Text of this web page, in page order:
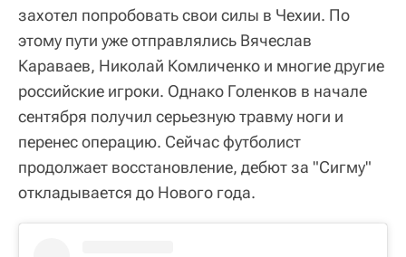
захотел попробовать свои силы в Чехии. По
этому пути уже отправлялись Вячеслав
Караваев, Николай Комличенко и многие другие
российские игроки. Однако Голенков в начале
сентября получил серьезную травму ноги и
перенес операцию. Сейчас футболист
продолжает восстановление, дебют за "Сигму"
откладывается до Нового года.